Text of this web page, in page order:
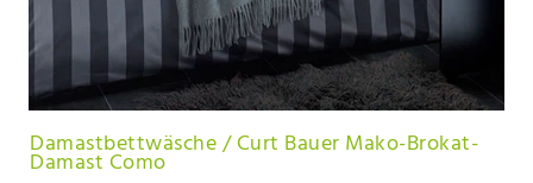
Damastbettwäsche / Curt Bauer Mako-Brokat-
Damast Como